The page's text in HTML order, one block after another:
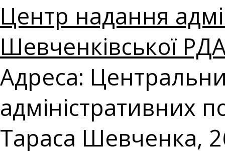
Центр надання
Шевченківської
Адреса:
адміністративних
Тараса Шевченка,